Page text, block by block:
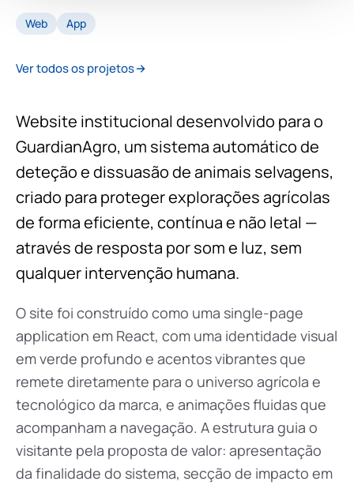
Web App
Ver todos os projetos
Website institucional desenvolvido para o
GuardianAgro, um sistema automático de
deteção e dissuasão de animais selvagens,
criado para proteger explorações agrícolas
de forma eficiente, contínua e não letal —
através de resposta por som e luz, sem
qualquer intervenção humana.
O site foi construído como uma single-page
application em React, com uma identidade visual
em verde profundo e acentos vibrantes que
remete diretamente para o universo agrícola e
tecnológico da marca, e animações fluidas que
acompanham a navegação. A estrutura guia o
visitante pela proposta de valor: apresentação
da finalidade do sistema, secção de impacto em